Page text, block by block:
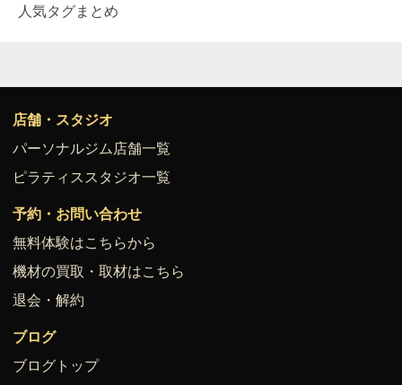
人気タグまとめ
店舗・スタジオ
パーソナルジム店舗一覧
ピラティススタジオ一覧
予約・お問い合わせ
無料体験はこちらから
機材の買取・取材はこちら
退会・解約
ブログ
ブログトップ